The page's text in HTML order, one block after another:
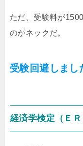
ただ、受験料が
のがネックだ。
受験回避しまし
経済学検定（ＥＲ